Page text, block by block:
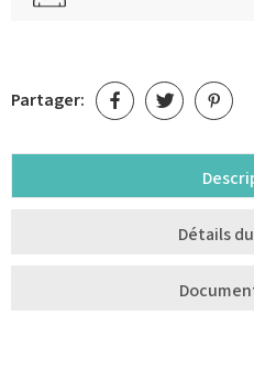
Partager:
Détails